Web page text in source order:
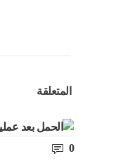
المتعلقة
0